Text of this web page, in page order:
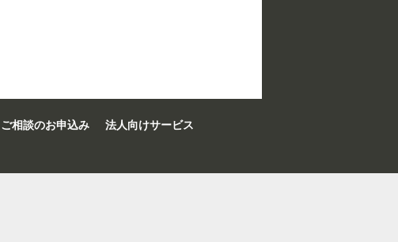
ご相談のお申込み
法人向けサービス